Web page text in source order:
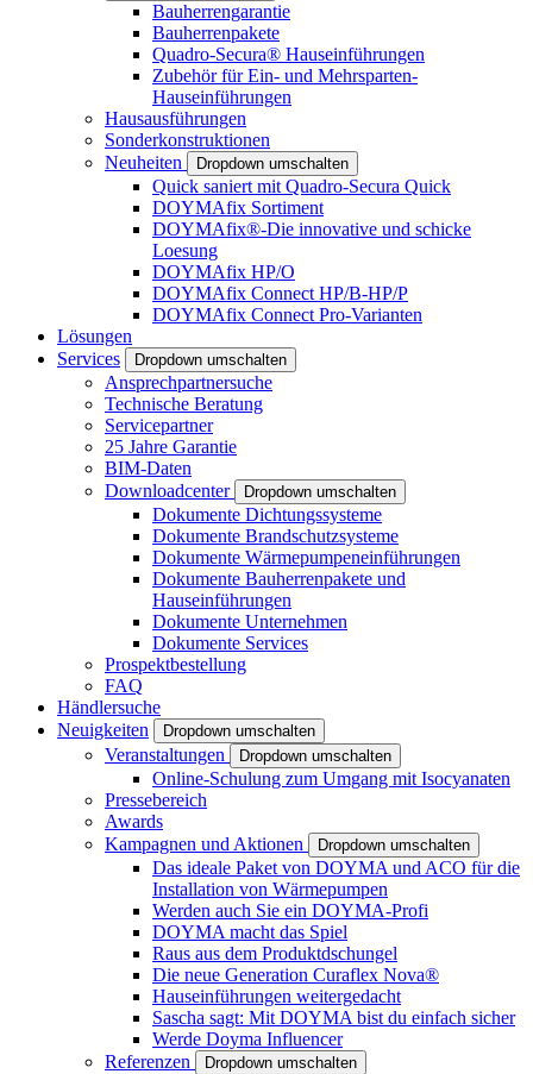
Bauherrengarantie
Bauherrenpakete
Quadro-Secura® Hauseinführungen
Zubehör für Ein- und Mehrsparten-
Hauseinführungen
Hausausführungen
Sonderkonstruktionen
Neuheiten
Dropdown umschalten
Quick saniert mit Quadro-Secura Quick
DOYMAfix Sortiment
DOYMAfix®-Die innovative und schicke
Loesung
DOYMAfix HP/O
DOYMAfix Connect HP/B-HP/P
DOYMAfix Connect Pro-Varianten
Lösungen
Services
Dropdown umschalten
Ansprechpartnersuche
Technische Beratung
Servicepartner
25 Jahre Garantie
BIM-Daten
Downloadcenter
Dropdown umschalten
Dokumente Dichtungssysteme
Dokumente Brandschutzsysteme
Dokumente Wärmepumpeneinführungen
Dokumente Bauherrenpakete und
Hauseinführungen
Dokumente Unternehmen
Dokumente Services
Prospektbestellung
FAQ
Händlersuche
Neuigkeiten
Dropdown umschalten
Veranstaltungen Dropdown umschalten
Online-Schulung zum Umgang mit Isocyanaten
Pressebereich
Awards
Kampagnen und Aktionen
Dropdown umschalten
Das ideale Paket von DOYMA und ACO für die
Installation von Wärmepumpen
Werden auch Sie ein DOYMA-Profi
DOYMA macht das Spiel
Raus aus dem Produktdschungel
Die neue Generation Curaflex Nova®
Hauseinführungen weitergedacht
Sascha sagt: Mit DOYMA bist du einfach sicher
Werde Doyma Influencer
Referenzen
Dropdown umschalten